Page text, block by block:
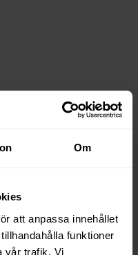
Om
att anpassa innehållet
funktioner
vår trafik. Vi